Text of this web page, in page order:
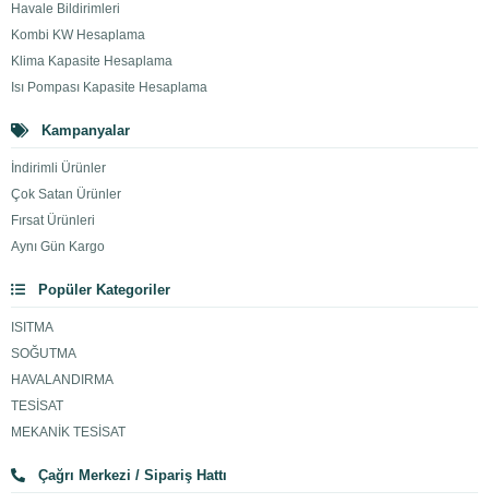
Havale Bildirimleri
Kombi KW Hesaplama
Klima Kapasite Hesaplama
Isı Pompası Kapasite Hesaplama
Kampanyalar
İndirimli Ürünler
Çok Satan Ürünler
Fırsat Ürünleri
Aynı Gün Kargo
Popüler Kategoriler
ISITMA
SOĞUTMA
HAVALANDIRMA
TESİSAT
MEKANİK TESİSAT
Çağrı Merkezi / Sipariş Hattı